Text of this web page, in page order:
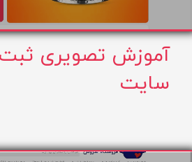
آموزش تصویری ثبت
سایت